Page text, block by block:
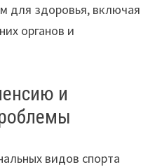
для здоровья, включая
органов и
и
видов спорта